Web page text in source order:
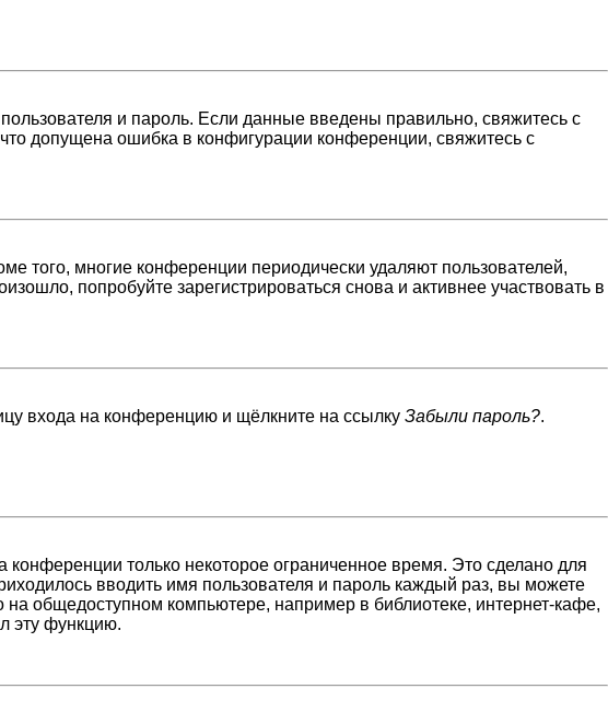
и пароль. Если данные введены правильно, свяжитесь с
допущена ошибка в конфигурации конференции, свяжитесь с
того, многие конференции периодически удаляют пользователей,
попробуйте зарегистрироваться снова и активнее участвовать в
входа на конференцию и щёлкните на ссылку Забыли пароль?.
только некоторое ограниченное время. Это сделано для
вводить имя пользователя и пароль каждый раз, вы можете
общедоступном компьютере, например в библиотеке, интернет-кафе,
эту функцию.